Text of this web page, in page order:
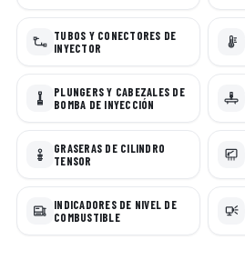
TUBOS Y CONECTORES DE
INYECTOR
PLUNGERS Y CABEZALES DE
BOMBA DE INYECCIÓN
GRASERAS DE CILINDRO
TENSOR
INDICADORES DE NIVEL DE
COMBUSTIBLE